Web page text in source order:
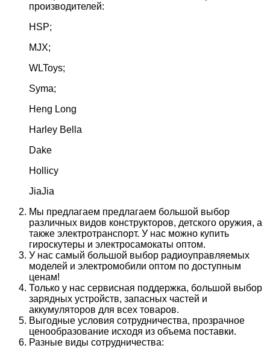
производителей:
HSP;
MJX;
WLToys;
Syma;
Heng Long
Harley Bella
Dake
Hollicy
JiaJia
Мы предлагаем предлагаем большой выбор
различных видов конструкторов, детского оружия, а
также электротранспорт. У нас можно купить
гироскутеры и электросамокаты оптом.
У нас самый большой выбор радиоуправляемых
моделей и электромобили оптом по доступным
ценам!
Только у нас сервисная поддержка, большой выбор
зарядных устройств, запасных частей и
аккумуляторов для всех товаров.
Выгодные условия сотрудничества, прозрачное
ценообразование исходя из объема поставки.
Разные виды сотрудничества: